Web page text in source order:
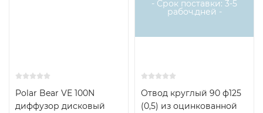
Polar Bear VE 100N
диффузор дисковый
- Срок поставки: 3-5
рабоч.дней -
Отвод круглый 90 ф125
(0,5) из оцинкованной